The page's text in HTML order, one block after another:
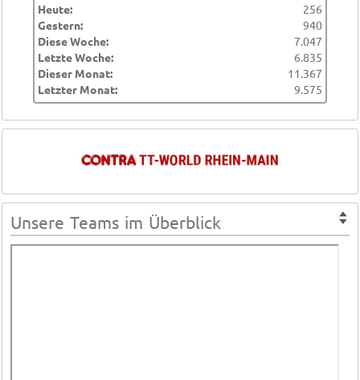
Heute:
256
Gestern:
940
Diese Woche:
7.047
Letzte Woche:
6.835
Dieser Monat:
11.367
Letzter Monat:
9.575
Unsere Teams im Überblick